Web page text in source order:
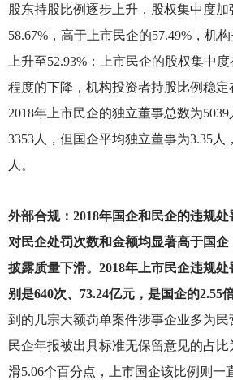
股东持股比例逐步上升，股权集中度加
58.67%，高于上市民企的57.49%，机
上升至52.93%；上市民企的股权集中
程度的下降，机构投资者持股比例稳定
2018年上市民企的独立董事总数为
3353人，但国企平均独立董事为3.35人
人。
外部合规：2018年国企和民企的违规
对民企处罚次数和金额均显著高于国
披露质量下滑。2018年上市民企违规
别是640次、73.24亿元，是国企的2.55倍
到的几宗大额罚单案件涉事企业多为
民企年报被出具标准无保留意见的占比
滑5.06个百分点，上市国企该比例则一